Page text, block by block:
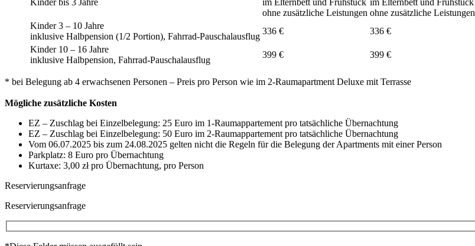
ohne zusätzliche Leistungen ohne zusätzliche Leistungen
Kinder 3 – 10 Jahre
inklusive Halbpension (1/2 Portion), Fahrrad-Pauschalausflug
336 €
336 €
Kinder 10 – 16 Jahre
inklusive Halbpension, Fahrrad-Pauschalausflug
399 € 399 €
* bei Belegung ab 4 erwachsenen Personen – Preis pro Person wie im 2-Raumapartment Deluxe mit Terrasse
Mögliche zusätzliche Kosten
EZ – Zuschlag bei Einzelbelegung: 25 Euro im 1-Raumappartement pro tatsächliche Übernachtung
EZ – Zuschlag bei Einzelbelegung: 50 Euro im 2-Raumappartement pro tatsächliche Übernachtung
Vom 06.07.2025 bis zum 24.08.2025 gelten nicht die Regeln für die Belegung der Apartments mit einer Person
Parkplatz: 8 Euro pro Übernachtung
Kurtaxe: 3,00 zł pro Übernachtung, pro Person
Reservierungsanfrage
Reservierungsanfrage